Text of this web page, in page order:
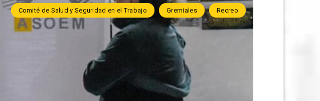
Comité de Salud y Seguridad en el Trabajo Gremiales Recreo